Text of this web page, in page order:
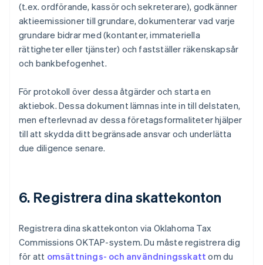
(t.ex. ordförande, kassör och sekreterare), godkänner
aktieemissioner till grundare, dokumenterar vad varje
grundare bidrar med (kontanter, immateriella
rättigheter eller tjänster) och fastställer räkenskapsår
och bankbefogenhet.
För protokoll över dessa åtgärder och starta en
aktiebok. Dessa dokument lämnas inte in till delstaten,
men efterlevnad av dessa företagsformaliteter hjälper
till att skydda ditt begränsade ansvar och underlätta
due diligence senare.
6. Registrera dina skattekonton
Registrera dina skattekonton via Oklahoma Tax
Commissions OKTAP-system. Du måste registrera dig
för att omsättnings- och användningsskatt om du